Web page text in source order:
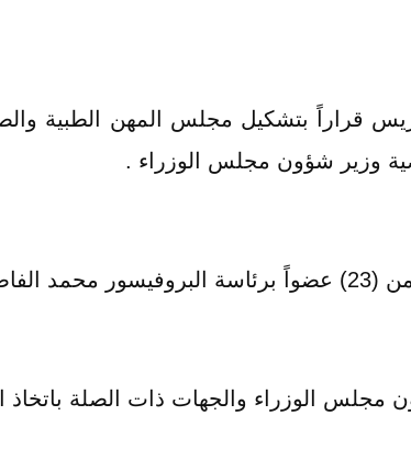
وزير شؤون مجلس الوزراء .
النبي .
الوزراء والجهات ذات الصلة باتخاذ